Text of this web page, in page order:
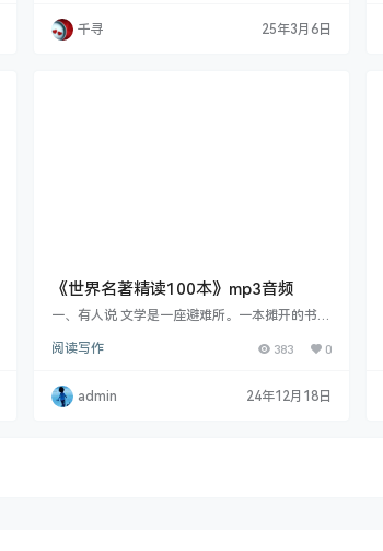
的前行之路。以下将从课程内容、教学方法、师
资魅力、学习成效以及课程性价比等多个维度，
千寻 25年3月6日
《世界名著精读100本》mp3音频
一、有人说 文学是一座避难所。一本摊开的书，
弱， 修复我们破碎的心灵; 文学是一座灯塔。 在
给予我们智慧和勇气。 文学就是拥有如此神奇的
力量， 可以治愈人心， 可以重塑人生。 二、这
阅读写作 383 0
admin 24年12月18日